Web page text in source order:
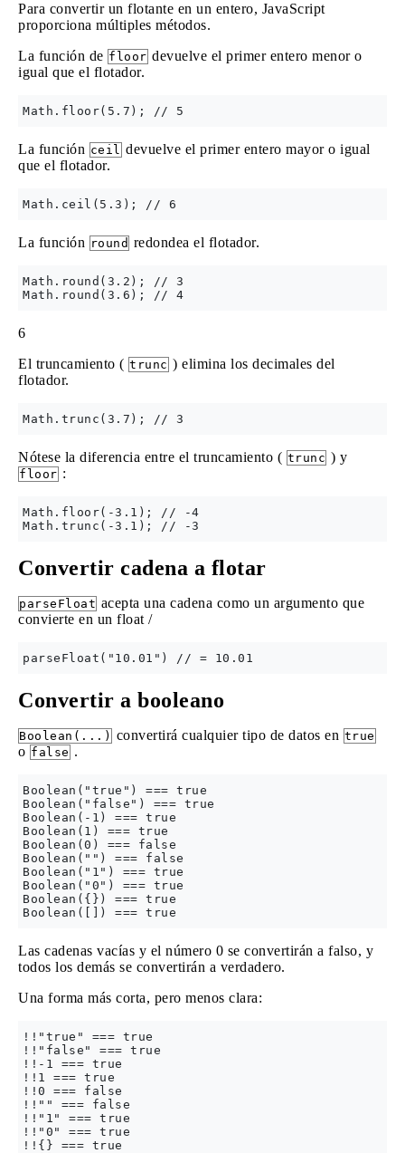
Para convertir un flotante en un entero, JavaScript
proporciona múltiples métodos.
La función de floor devuelve el primer entero menor o
igual que el flotador.
La función ceil devuelve el primer entero mayor o igual
que el flotador.
La función round redondea el flotador.
Math.round(3.2); // 3
6
El truncamiento ( trunc ) elimina los decimales del
flotador.
Nótese la diferencia entre el truncamiento ( trunc ) y
floor :
Math.floor(-3.1); // -4
Convertir cadena a flotar
parseFloat acepta una cadena como un argumento que
convierte en un float /
Convertir a booleano
Boolean(...) convertirá cualquier tipo de datos en true
o false .
Boolean("true") === true
Boolean("false") === true
Boolean(-1) === true
Boolean(1) === true
Boolean(0) === false
Boolean("") === false
Boolean("1") === true
Boolean("0") === true
Boolean({}) === true
Las cadenas vacías y el número 0 se convertirán a falso, y
todos los demás se convertirán a verdadero.
Una forma más corta, pero menos clara:
!!"true" === true
!!"false" === true
!!-1 === true
!!1 === true
!!0 === false
!!"" === false
!!"1" === true
!!"0" === true
!!{} === true